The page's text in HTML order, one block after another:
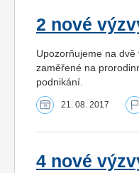
2 nové
Upozorňujeme na
zaměřené na
podnikání.
21. 08. 2017
4 nové